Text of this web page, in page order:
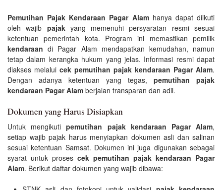
Pemutihan Pajak Kendaraan Pagar Alamhanya dapat diikuti
oleh wajib pajakyang memenuhi persyaratan resmi sesuai
ketentuan pemerintah kota. Program ini memastikan pemilik
kendaraan di Pagar Alam mendapatkan kemudahan, namun
tetap dalam kerangka hukum yang jelas. Informasi resmi dapat
diakses melalui cek pemutihan pajak kendaraan Pagar Alam.
Dengan adanya ketentuan yang tegas, pemutihan pajak
kendaraan Pagar Alam berjalan transparan dan adil.
Dokumen yang Harus Disiapkan
Untuk mengikutipemutihan pajak kendaraan Pagar Alam,
setiap wajib pajak harus menyiapkan dokumen asli dan salinan
sesuai ketentuan Samsat. Dokumen ini juga digunakan sebagai
syarat untuk proses cek pemutihan pajak kendaraan Pagar
Alam. Berikut daftar dokumen yang wajib dibawa: